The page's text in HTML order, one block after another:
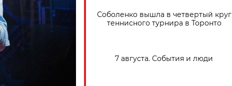
Соболенко вышла в четвертый круг
теннисного турнира в Торонто
7 августа. События и люди